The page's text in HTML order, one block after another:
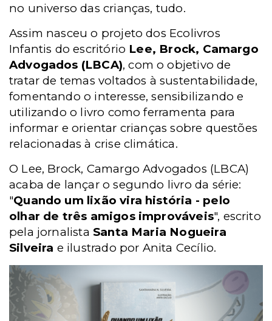
no universo das crianças, tudo.
Assim nasceu o projeto dos Ecolivros
Infantis do escritório Lee, Brock, Camargo
Advogados (LBCA), com o objetivo de
tratar de temas voltados à sustentabilidade,
fomentando o interesse, sensibilizando e
utilizando o livro como ferramenta para
informar e orientar crianças sobre questões
relacionadas à crise climática.
O Lee, Brock, Camargo Advogados (LBCA)
acaba de lançar o segundo livro da série:
"Quando um lixão vira história - pelo
olhar de três amigos improváveis", escrito
pela jornalista Santa Maria Nogueira
Silveira e ilustrado por Anita Cecílio.